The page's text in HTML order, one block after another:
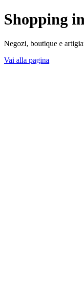
Shopping
Negozi, boutique e
Vai alla pagina